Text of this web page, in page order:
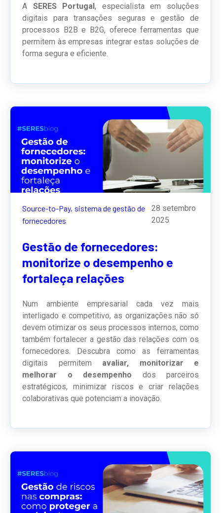
A SERES Portugal, especialista em soluções
digitais para transações seguras e gestão de
processos B2B e B2G, oferece ferramentas que
permitem às empresas integrar estas soluções de
forma segura e eficiente.
Source-to-Pay, sistema de gestão de
fornecedores
28 setembro
2025
Gestão de fornecedores:
monitorize o desempenho e
fortaleça relações
Num ambiente empresarial cada vez mais
interligado e competitivo, as organizações não só
devem otimizar os seus processos internos, como
também fortalecer a gestão das relações com os
fornecedores. Descubra como as ferramentas
digitais permitem avaliar, monitorizar e
melhorar o desempenho dos parceiros
estratégicos, minimizar riscos e criar relações
colaborativas que potenciam a inovação.